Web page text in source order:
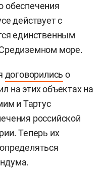
обеспечения
действует с
единственным
море.
договорились о
на этих объектах на
и Тартус
российской
Теперь их